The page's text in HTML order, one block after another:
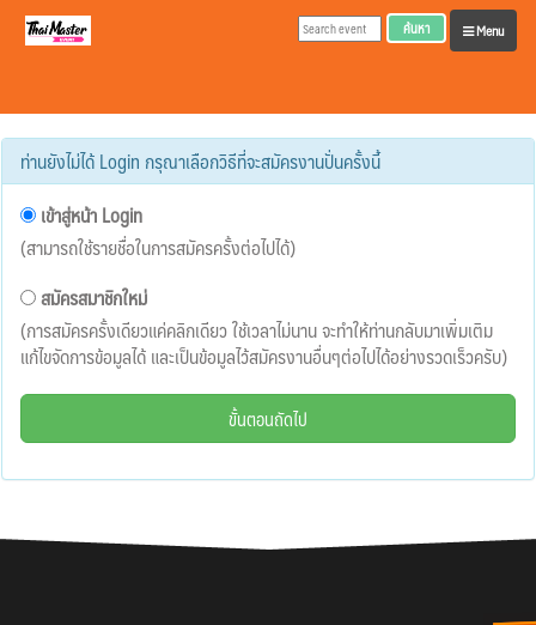
Menu
ค้นหา
ท่านยังไม่ได้ Login กรุณาเลือกวิธีที่จะสมัครงานปั่นครั้งนี้
เข้าสู่หน้า Login
(สามารถใช้รายชื่อในการสมัครครั้งต่อไปได้)
สมัครสมาชิกใหม่
(การสมัครครั้งเดียวแค่คลิกเดียว ใช้เวลาไม่นาน จะทำให้ท่านกลับมาเพิ่มเติม
แก้ไขจัดการข้อมูลได้ และเป็นข้อมูลไว้สมัครงานอื่นๆต่อไปได้อย่างรวดเร็วครับ)